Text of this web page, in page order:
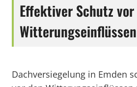
Effektiver Schutz vor
Dachversiegelung in Emden